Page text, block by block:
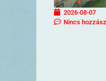
2026-08-07
Nincs